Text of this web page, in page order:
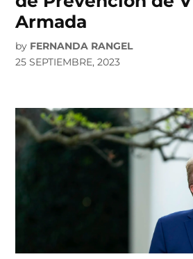
Armada
by FERNANDA RANGEL
25 SEPTIEMBRE, 2023